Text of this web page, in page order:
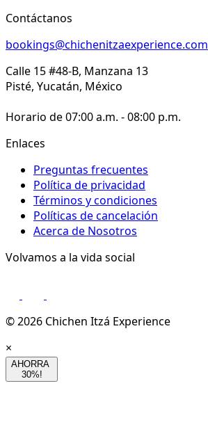
Contáctanos
bookings@chichenitzaexperience.com
Calle 15 #48-B, Manzana 13
Pisté, Yucatán, México
Horario de 07:00 a.m. - 08:00 p.m.
Enlaces
Preguntas frecuentes
Política de privacidad
Términos y condiciones
Políticas de cancelación
Acerca de Nosotros
Volvamos a la vida social
© 2026 Chichen Itzá Experience
×
AHORRA
30%!